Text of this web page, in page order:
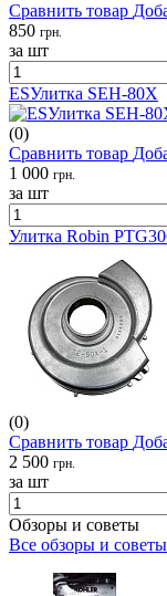
Сравнить товар
850 грн.
за шт
ESУлитка SEH-80X
(0)
Сравнить товар
1 000 грн.
за шт
Улитка Robin
(0)
Сравнить товар
2 500 грн.
за шт
Обзоры и советы
Все обзоры и советы